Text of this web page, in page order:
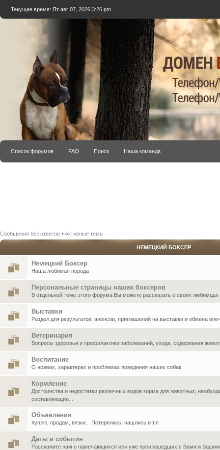
Текущее время: Пт авг 07, 2026 3:26 pm
Список форумов FAQ Поиск Наша команда
Сообщения без ответов • Активные темы
НЕМЕЦКИЙ БОКСЕР
Немецкий Боксер
Наша любимая порода
Персональные страницы наших боксеров
В отдельной теме этого форума Вы можете рассказать о своих любимцах
Выставки
Раздел для результатов, анонсов, приглашений на выставки и обмена
Ветеринария
Вопросы здоровья и профилактики заболеваний, ухода, содержания
Воспитание
О нравах, характерах и проблемах поведения наших собак
Кормление
Достоинства и недостатки различных видов корма для животных;
составляющие...
Объявления
Куплю, продам, вязки... Потерялись, нашлись и т.п
Даты и события
Расскажите нам о намечающихся или уже произошедших с Вами и